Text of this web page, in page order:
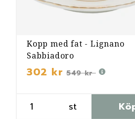
Kopp med fat - Lignano
Sabbiadoro
302 kr 549 kr
st